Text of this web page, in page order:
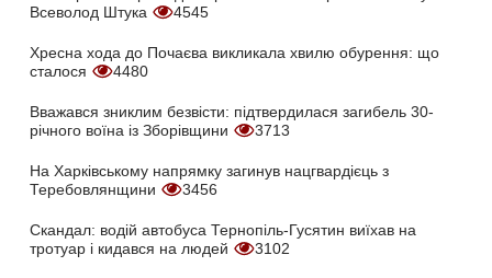
Всеволод Штука
4545
Хресна хода до Почаєва викликала хвилю обурення: що
сталося
4480
Вважався зниклим безвісти: підтвердилася загибель 30-
річного воїна із Зборівщини
3713
На Харківському напрямку загинув нацгвардієць з
Теребовлянщини
3456
Скандал: водій автобуса Тернопіль-Гусятин виїхав на
тротуар і кидався на людей
3102